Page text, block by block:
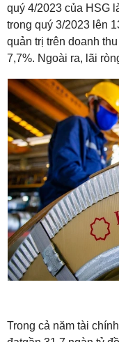
quý 4/2023 của HSG
trong quý 3/2023 lên
quản trị trên doanh
7,7%. Ngoài ra, lãi
Trong cả năm tài